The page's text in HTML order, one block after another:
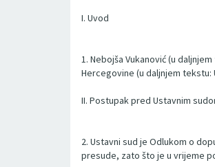
I. Uvod
1. Nebojša Vukanović (u
Hercegovine (u daljnjem tekstu:
II. Postupak pred Ustavnim
2. Ustavni sud je Odlukom o
presude, zato što je u vrijeme